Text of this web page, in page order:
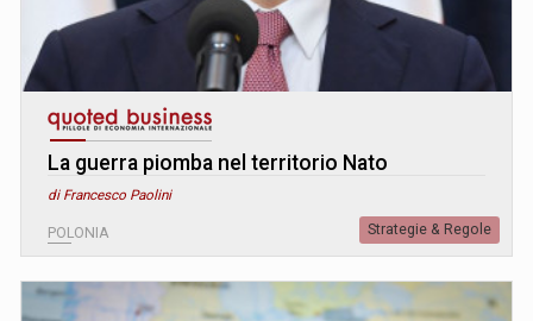
La guerra piomba nel territorio Nato
di Francesco Paolini
POLONIA Strategie & Regole